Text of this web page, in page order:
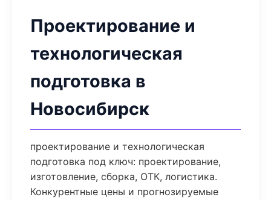
Проектирование и
технологическая
подготовка в
Новосибирск
проектирование и технологическая
подготовка под ключ: проектирование,
изготовление, сборка, ОТК, логистика.
Конкурентные цены и прогнозируемые